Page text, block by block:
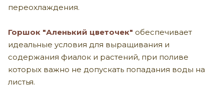
переохлаждения.
Горшок "Аленький цветочек" обеспечивает
идеальные условия для выращивания и
содержания фиалок и растений, при поливе
которых важно не допускать попадания воды на
листья.